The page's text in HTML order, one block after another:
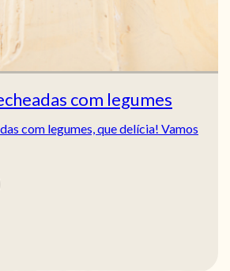
com legumes
com legumes, que delícia! Vamos